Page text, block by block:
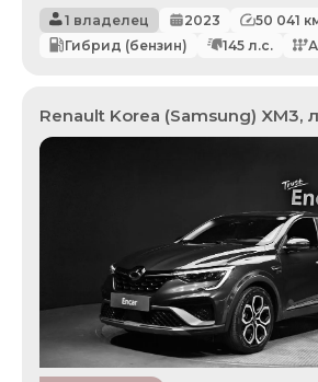
1 владелец 2023 50 041
Гибрид (бензин)
145 л.с.
Renault Korea (Samsung) XM3,